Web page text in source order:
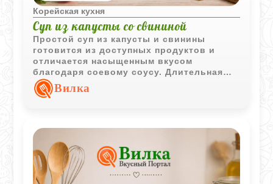
Корейская кухня
Суп из капусты со свининой
Простой суп из капусты и свинины
готовится из доступных продуктов и
отличается насыщенным вкусом
благодаря соевому соусу. Длительная
варка делает капусту мягкой, а бульон -
ароматным и наваристым.
Вилка